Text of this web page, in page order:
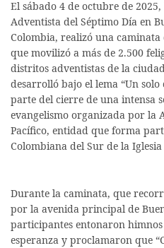
El sábado 4 de octubre de
Adventista del Séptimo Día en
Colombia, realizó una caminata
que movilizó a más de 2.500
distritos adventistas de la
desarrolló bajo el lema “Un solo
parte del cierre de una intensa
evangelismo organizada por la
Pacífico, entidad que forma
Colombiana del Sur de la
Durante la caminata, que
por la avenida principal de
participantes entonaron himnos
esperanza y proclamaron que